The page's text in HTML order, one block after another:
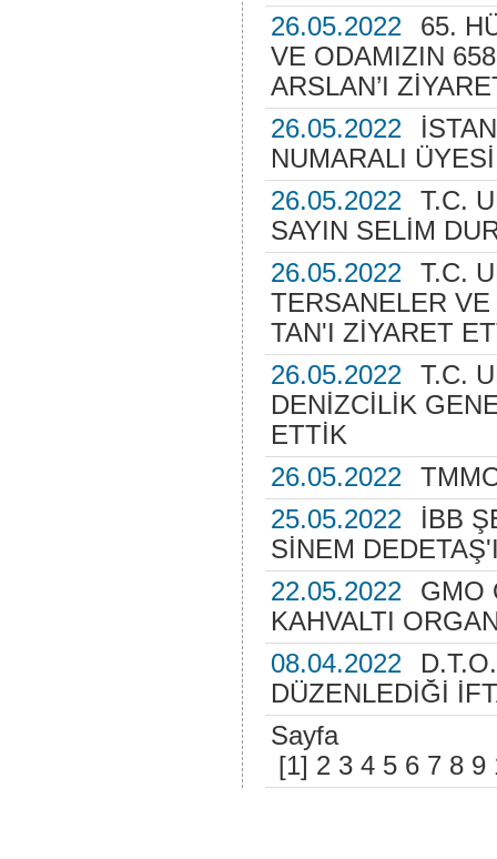
26.05.2022
65.
VE ODAMIZIN
ARSLAN’I
26.05.2022
NUMARALI
26.05.2022
T.C.
SAYIN SELİM
26.05.2022
T.C.
TERSANELER
TAN'I ZİYARET
26.05.2022
T.C.
DENİZCİLİK
ETTİK
26.05.2022
25.05.2022
İBB
SİNEM
22.05.2022
GMO
KAHVALTI
08.04.2022
DÜZENLEDİĞİ
Sayfa
[1] 2 3 4 5 6 7 8 9